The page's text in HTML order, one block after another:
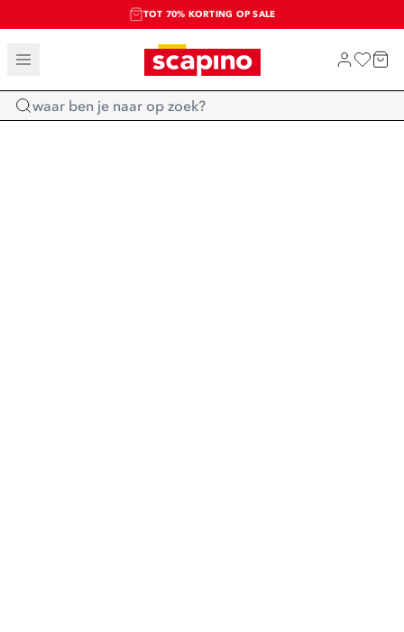
TOT 70% KORTING OP SALE
SALE: LAATSTE KANS!
SHOP NIEUW
Home